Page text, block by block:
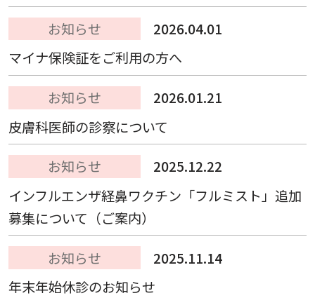
お知らせ
2026.04.01
マイナ保険証をご利用の方へ
お知らせ
2026.01.21
皮膚科医師の診察について
お知らせ
2025.12.22
インフルエンザ経鼻ワクチン「フルミスト」追加
募集について（ご案内）
お知らせ
2025.11.14
年末年始休診のお知らせ